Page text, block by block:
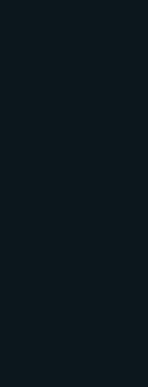
la valeur admissible de
de 47 km/h net (mesure
de 4 km/h). La mesure
réalisée avec
21-PS remplit les
de mesure officiellement
cas, le juge au fond n’est
qui ont été prises avec
que s’il existe
qu’il y a des
BGH [Cour fédérale
24/97 -, BGHSt
en matière pénale]
régional supérieur],
45/13 -) ; si des indices
ou de manipulation
de considérer que la
certaine est
[Tribunal
décision du 4
2014, 188).
RIEGL FG 21-PS dont le
sert à la mesure
donc au contrôle de la
et sur les eaux et est, en
d’homologation
Bundesanstalt